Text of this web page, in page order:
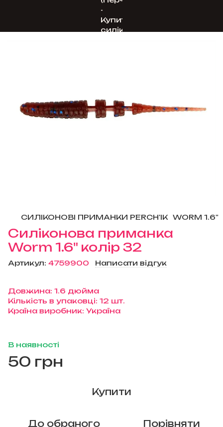
СИЛІКОНОВІ ПРИМАНКИ PERCH'IK WORM 1.6"
Силіконова приманка
Worm 1.6" колір 32
Артикул: 4759900 Написати відгук
Довжина: 1.6 дюйма
Кількість в упаковці: 12 шт.
Країна виробник: Україна
В наявності
50 грн
Купити
До обраного Порівняти